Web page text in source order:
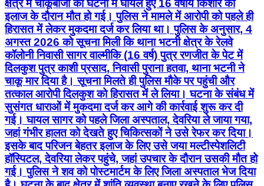
क्षेत्र में चाकूबाजी की घटना में घायल हुए 16 वर्षीय किशोर की
इलाज के दौरान मौत हो गई। पुलिस ने मामले में आरोपी को पहले ही
हिरासत में लेकर मुकदमा दर्ज कर लिया था। पुलिस के अनुसार, 4
अगस्त 2026 को सूचना मिली कि थाना भटनी क्षेत्र के रेलवे
कॉलोनी निवासी सागर वाल्मीकि (16 वर्ष) पुत्र रणजीत के पेट में
दिलकुश पुत्र काशी प्रसाद, निवासी पुराना हतवा, थाना भटनी ने
चाकू मार दिया है। सूचना मिलते ही पुलिस मौके पर पहुंची और
तत्काल आरोपी दिलकुश को हिरासत में ले लिया। घटना के संबंध में
सुसंगत धाराओं में मुकदमा दर्ज कर आगे की कार्रवाई शुरू कर दी
गई। घायल सागर को पहले जिला अस्पताल, देवरिया ले जाया गया,
जहां गंभीर हालत को देखते हुए चिकित्सकों ने उसे रेफर कर दिया।
इसके बाद परिजन बेहतर इलाज के लिए उसे जया मल्टीस्पेशलिटी
हॉस्पिटल, देवरिया लेकर पहुंचे, जहां उपचार के दौरान उसकी मौत हो
गई। पुलिस ने शव को पोस्टमार्टम के लिए जिला अस्पताल भेज दिया